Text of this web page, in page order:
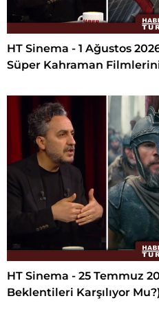
HT Sinema - 1 Ağustos
Süper Kahraman
HT Sinema - 25 Temmuz
Beklentileri Karşılıyor